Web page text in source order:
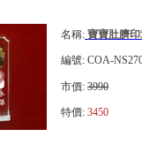
名稱: 寶寶肚臍
編號: COA-
市價: 3990
特價: 3450